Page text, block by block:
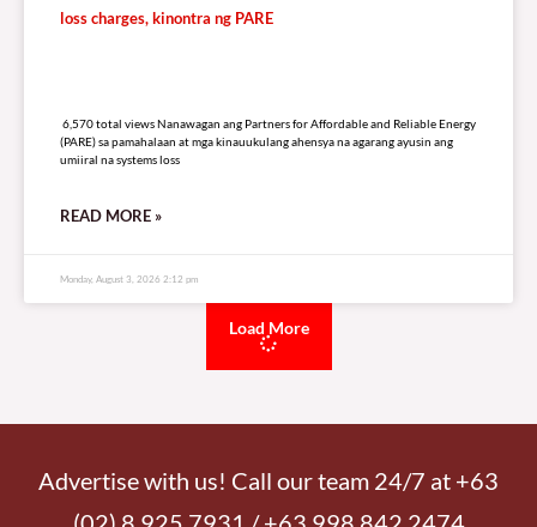
loss charges, kinontra ng PARE
6,570 total views Nanawagan ang Partners for Affordable and Reliable Energy
(PARE) sa pamahalaan at mga kinauukulang ahensya na agarang ayusin ang
umiiral na systems loss
READ MORE »
Monday, August 3, 2026 2:12 pm
Load More
Advertise with us! Call our team 24/7 at +63